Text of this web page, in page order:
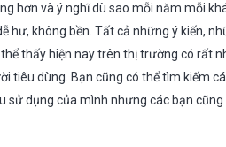
hơn và ý nghĩ dù sao mỗi năm mỗi
hư, không bền. Tất cả những ý kiến,
thể thấy hiện nay trên thị trường có rất
tiêu dùng. Bạn cũng có thể tìm kiếm
sử dụng của mình nhưng các bạn